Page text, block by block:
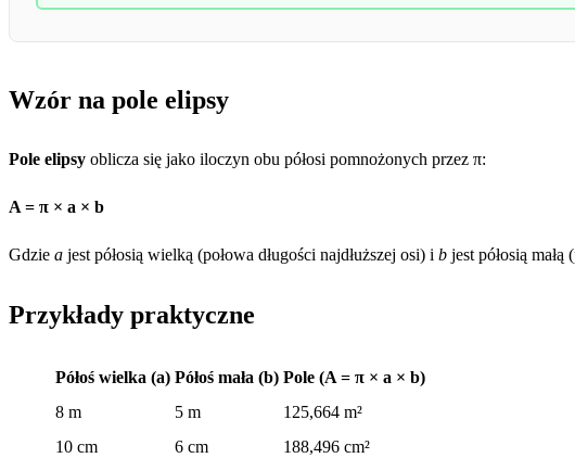
Wzór na pole elipsy
Pole elipsy oblicza się jako iloczyn obu półosi pomnożonych przez π:
A = π × a × b
Gdzie a jest półosią wielką (połowa długości najdłuższej osi) i b jest półosią
Przykłady praktyczne
Półoś wielka (a) Półoś mała (b) Pole (A = π × a × b)
8 m
5 m
125,664 m²
10 cm
6 cm
188,496 cm²